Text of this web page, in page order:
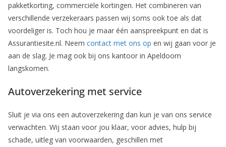
pakketkorting, commerciële kortingen. Het combineren van
verschillende verzekeraars passen wij soms ook toe als dat
voordeliger is. Toch hou je maar één aanspreekpunt en dat is
Assurantiesite.nl. Neem contact met ons op en wij gaan voor je
aan de slag. Je mag ook bij ons kantoor in Apeldoorn
langskomen.
Autoverzekering met service
Sluit je via ons een autoverzekering dan kun je van ons service
verwachten. Wij staan voor jou klaar, voor advies, hulp bij
schade, uitleg van voorwaarden, geschillen met